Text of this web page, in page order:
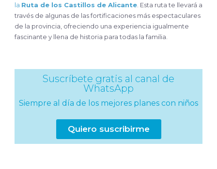
la Ruta de los Castillos de Alicante . Esta ruta te llevará a
través de algunas de las fortificaciones más espectaculares
de la provincia, ofreciendo una experiencia igualmente
fascinante y llena de historia para todas la familia.
Suscríbete gratis al canal de
WhatsApp
Siempre al día de los mejores planes con niños
Quiero suscribirme